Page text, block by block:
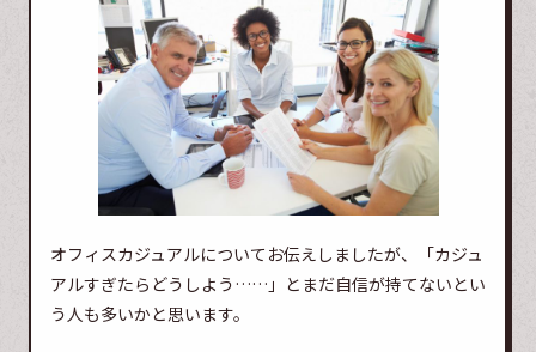
オフィスカジュアルについてお伝えしましたが、「カジュ
アルすぎたらどうしよう……」とまだ自信が持てないとい
う人も多いかと思います。